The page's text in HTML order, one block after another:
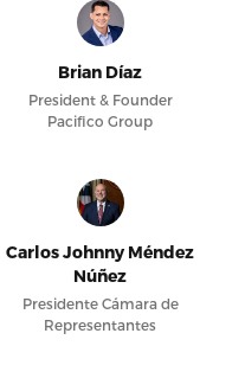
Brian Díaz
President & Founder
Pacifico Group
Carlos Johnny Méndez
Núñez
Presidente Cámara de
Representantes